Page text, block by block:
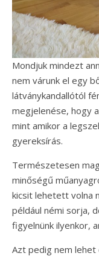
Mondjuk mindezt
nem várunk el egy
látványkandallótól
megjelenése, hogy
mint amikor a
gyereksírás.
Természetesen
minőségű
kicsit lehetett volna
például némi sorja,
figyelnünk ilyenkor,
Azt pedig nem lehet